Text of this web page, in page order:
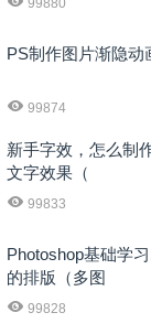
99880
PS制作图片渐隐动
99874
新手字效，怎么制
文字效果（
99833
Photoshop基础学
的排版（多图
99828